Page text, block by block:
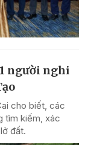
người nghi
cho biết, các
tìm kiếm, xác
đất.